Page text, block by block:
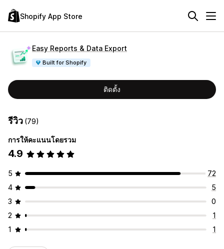
Shopify App Store
Easy Reports & Data Export
Built for Shopify
ติดตั้ง
รีวิว (79)
การให้คะแนนโดยรวม
4.9
5
72
4
5
3
0
2
1
1
1